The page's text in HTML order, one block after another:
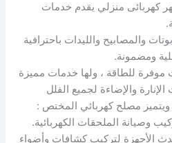
كهربائى منزلي يقدم خدمات
والمصابيح والليدات باحترافية
ومضمونة.
موفرة للطاقة ، ولها خدمات مميزة
والإضاءة لجميع الفلل
ويتميز مصلح كهربائي المختص :
وصيانة الملحقات الكهربائية.
الأجهزة لتركيب كشافات وأضواء